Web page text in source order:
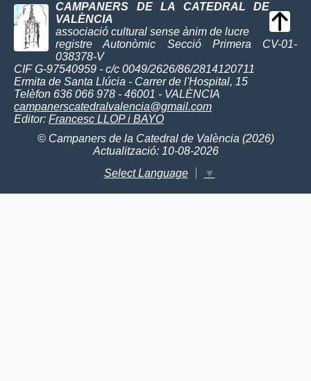
CAMPANERS DE LA CATEDRAL DE
VALÈNCIA
associació cultural sense ànim de lucre
registre Autonòmic Secció Primera CV-01-
038378-V
CIF G-97540959 - c/c 0049/2626/86/2814120711
Ermita de Santa Llúcia - Carrer de l'Hospital, 15
Telèfon 636 066 978 - 46001 - VALÈNCIA
campanerscatedralvalencia@gmail.com
Editor: Francesc LLOP i BAYO
© Campaners de la Catedral de València (2026)
Actualització: 10-08-2026
Select Language
▼